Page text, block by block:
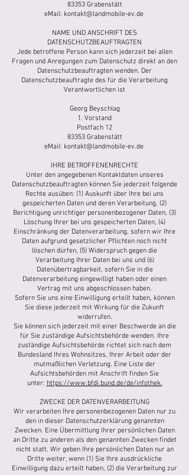
83353 Grabenstätt
eMail: kontakt@landmobile-ev.de
NAME UND ANSCHRIFT DES
DATENSCHUTZBEAUFTRAGTEN
Jede betroffene Person kann sich jederzeit bei allen
Fragen und Anregungen zum Datenschutz direkt an den
Datenschutzbeauftragten wenden. Der
Datenschutzbeauftragte des für die Verarbeitung
Verantwortlichen ist
Georg Beyschlag
1. Vorstand
Postfach 12
83353 Grabenstätt
eMail: kontakt@landmobile-ev.de
IHRE BETROFFENENRECHTE
Unter den angegebenen Kontaktdaten unseres
Datenschutzbeauftragten können Sie jederzeit folgende
Rechte ausüben: (1) Auskunft über Ihre bei uns
gespeicherten Daten und deren Verarbeitung, (2)
Berichtigung unrichtiger personenbezogener Daten, (3)
Löschung Ihrer bei uns gespeicherten Daten, (4)
Einschränkung der Datenverarbeitung, sofern wir Ihre
Daten aufgrund gesetzlicher Pflichten noch nicht
löschen dürfen, (5) Widerspruch gegen die
Verarbeitung Ihrer Daten bei uns und (6)
Datenübertragbarkeit, sofern Sie in die
Datenverarbeitung eingewilligt haben oder einen
Vertrag mit uns abgeschlossen haben.
Sofern Sie uns eine Einwilligung erteilt haben, können
Sie diese jederzeit mit Wirkung für die Zukunft
widerrufen.
Sie können sich jederzeit mit einer Beschwerde an die
für Sie zuständige Aufsichtsbehörde wenden. Ihre
zuständige Aufsichtsbehörde richtet sich nach dem
Bundesland Ihres Wohnsitzes, Ihrer Arbeit oder der
mutmaßlichen Verletzung. Eine Liste der
Aufsichtsbehörden mit Anschrift finden Sie
unter: https://www.bfdi.bund.de/de/infothek.
ZWECKE DER DATENVERARBEITUNG
Wir verarbeiten Ihre personenbezogenen Daten nur zu
den in dieser Datenschutzerklärung genannten
Zwecken. Eine Übermittlung Ihrer persönlichen Daten
an Dritte zu anderen als den genannten Zwecken findet
nicht statt. Wir geben Ihre persönlichen Daten nur an
Dritte weiter, wenn (1) Sie Ihre ausdrückliche
Einwilligung dazu erteilt haben, (2) die Verarbeitung zur